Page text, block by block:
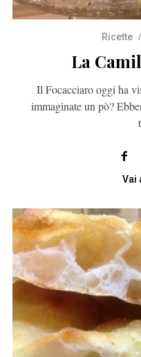
Ricette
La
Il Focacciaro oggi ha
immaginate un pò?
Vai